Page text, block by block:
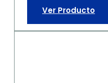
Ver Producto